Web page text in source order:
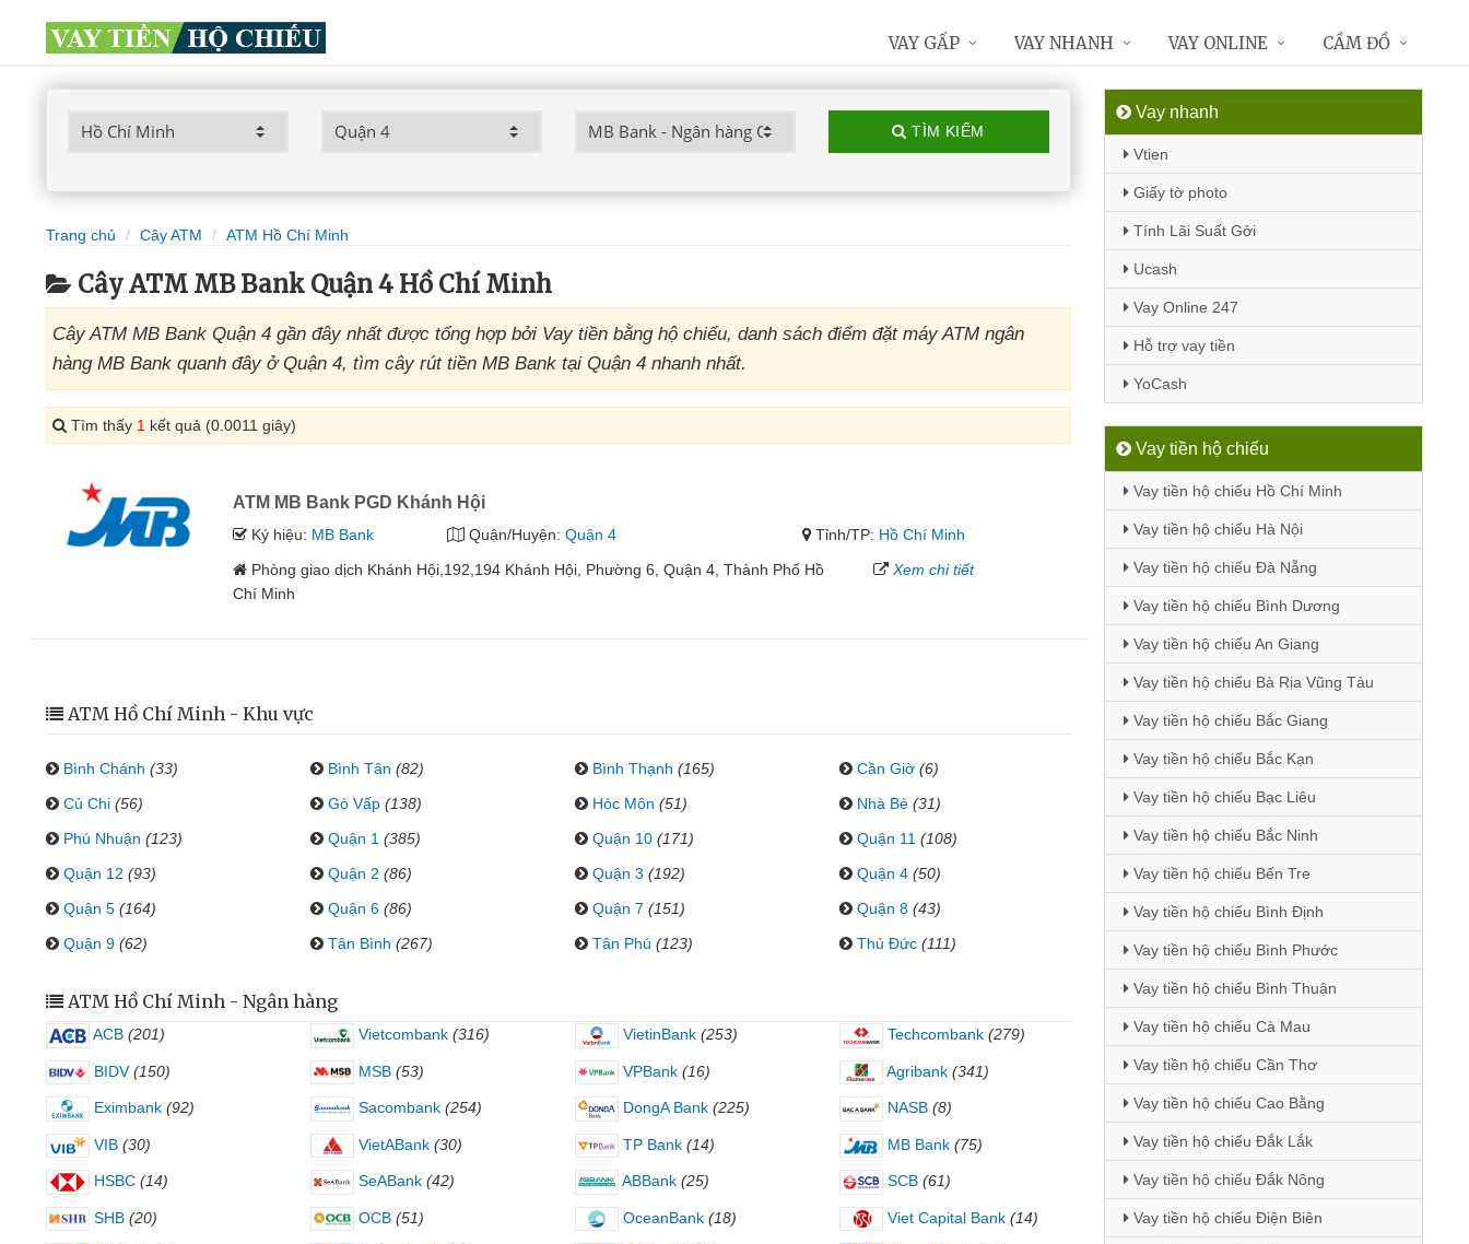
TÌM KIẾM
Trang chủ Cây ATM ATM Hồ Chí Minh
Cây ATM MB Bank Quận 4 Hồ Chí Minh
Cây ATM MB Bank Quận 4 gần đây nhất được tổng hợp bởi Vay tiền bằng hộ chiếu, danh sách điểm đặt máy ATM ngân
hàng MB Bank quanh đây ở Quận 4, tìm cây rút tiền MB Bank tại Quận 4 nhanh nhất.
Tìm thấy 1 kết quả (0.0011 giây)
ATM MB Bank PGD Khánh Hội
Ký hiệu: MB Bank Quận/Huyện: Quận 4 Tỉnh/TP: Hồ Chí Minh
Phòng giao dịch Khánh Hội,192,194 Khánh Hội, Phường 6, Quận 4, Thành Phố Hồ
Chí Minh
Xem chi tiết
ATM Hồ Chí Minh - Khu vực
Bình Chánh (33) Bình Tân (82) Bình Thạnh (165) Cần Giờ (6)
Củ Chi (56) Gò Vấp (138) Hóc Môn (51) Nhà Bè (31)
Phú Nhuận (123) Quận 1 (385) Quận 10 (171) Quận 11 (108)
Quận 12 (93) Quận 2 (86) Quận 3 (192) Quận 4 (50)
Quận 5 (164) Quận 6 (86) Quận 7 (151) Quận 8 (43)
Quận 9 (62) Tân Bình (267) Tân Phú (123) Thủ Đức (111)
ATM Hồ Chí Minh - Ngân hàng
ACB (201) Vietcombank (316) VietinBank (253) Techcombank (279)
BIDV (150) MSB (53) VPBank (16) Agribank (341)
Eximbank (92) Sacombank (254) DongA Bank (225) NASB (8)
VIB (30) VietABank (30) TP Bank (14) MB Bank (75)
HSBC (14) SeABank (42) ABBank (25) SCB (61)
SHB (20) OCB (51) OceanBank (18) Viet Capital Bank (14)
Vay nhanh
Vtien
Giấy tờ photo
Tính Lãi Suất Gởi
Ucash
Vay Online 247
Hỗ trợ vay tiền
YoCash
Vay tiền hộ chiếu
Vay tiền hộ chiếu Hồ Chí Minh
Vay tiền hộ chiếu Hà Nội
Vay tiền hộ chiếu Đà Nẵng
Vay tiền hộ chiếu Bình Dương
Vay tiền hộ chiếu An Giang
Vay tiền hộ chiếu Bà Rịa Vũng Tàu
Vay tiền hộ chiếu Bắc Giang
Vay tiền hộ chiếu Bắc Kạn
Vay tiền hộ chiếu Bạc Liêu
Vay tiền hộ chiếu Bắc Ninh
Vay tiền hộ chiếu Bến Tre
Vay tiền hộ chiếu Bình Định
Vay tiền hộ chiếu Bình Phước
Vay tiền hộ chiếu Bình Thuận
Vay tiền hộ chiếu Cà Mau
Vay tiền hộ chiếu Cần Thơ
Vay tiền hộ chiếu Cao Bằng
Vay tiền hộ chiếu Đắk Lắk
Vay tiền hộ chiếu Đắk Nông
Vay tiền hộ chiếu Điện Biên
VAY GẤP VAY NHANH VAY ONLINE CẦM ĐỒ